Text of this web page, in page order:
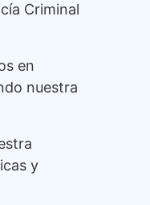
Criminal
en
nuestra
y